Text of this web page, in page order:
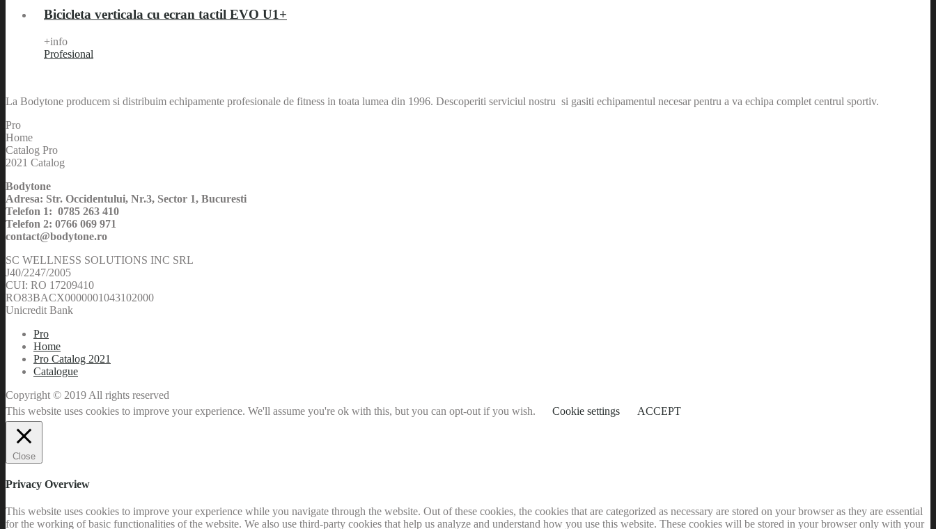
Bicicleta verticala cu ecran tactil EVO U1+
+info
Profesional
La Bodytone producem si distribuim echipamente profesionale de fitness in toata lumea din 1996. Descoperiti serviciul nostru si gasiti echipamentul necesar pentru a va echipa complet centrul sportiv.
Pro
Home
Catalog Pro
2021 Catalog
Bodytone
Adresa: Str. Occidentului, Nr.3, Sector 1, Bucuresti
Telefon 1: 0785 263 410
Telefon 2: 0766 069 971
contact@bodytone.ro
SC WELLNESS SOLUTIONS INC SRL
J40/2247/2005
CUI: RO 17209410
RO83BACX0000001043102000
Unicredit Bank
Pro
Home
Pro Catalog 2021
Catalogue
Copyright © 2019 All rights reserved
This website uses cookies to improve your experience. We'll assume you're ok with this, but you can opt-out if you wish.
Cookie settings ACCEPT
Close
Privacy Overview
This website uses cookies to improve your experience while you navigate through the website. Out of these cookies, the cookies that are categorized as necessary are stored on your browser as they are essential
for the working of basic functionalities of the website. We also use third-party cookies that help us analyze and understand how you use this website. These cookies will be stored in your browser only with your